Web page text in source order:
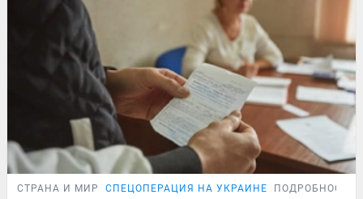
СТРАНА И МИР СПЕЦОПЕРАЦИЯ НА УКРАИНЕ ПОДРОБНОСТИ